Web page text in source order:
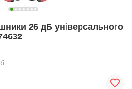
26 дБ універсального